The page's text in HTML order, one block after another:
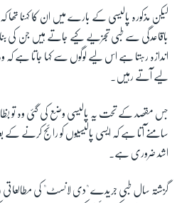
لیکن مذکورہ پالیسی کے بارے میں ان کا کہنا تھا
باقاعدگی سے طبی تجزیے کیے جاتے ہیں جن کی بنا
اندازہ رہتا ہے اس لیے لوگوں سے کہا جاتا ہے
لیے آتے رہیں۔
جس مقصد کے تحت یہ پالیسی وضع کی گئی وہ تو
سامنے آتا ہے کہ ایسی پالیسیوں کو رائج کرنے کے
اشد ضروری ہے۔